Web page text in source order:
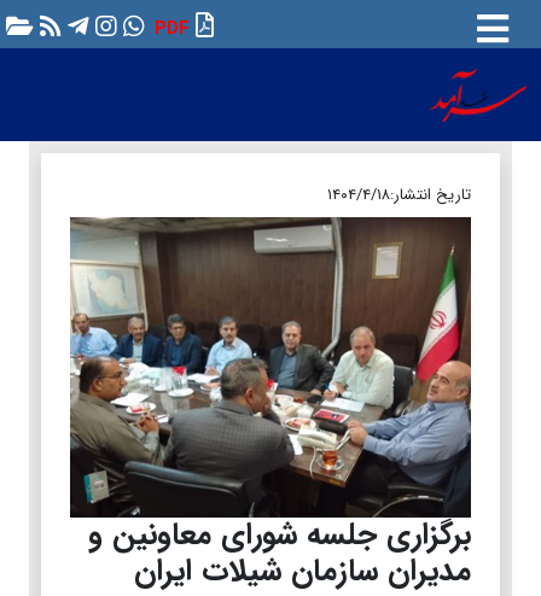
PDF
تاریخ انتشار:۱۴۰۴/۴/۱۸
برگزاری جلسه شورای معاونین و
مدیران سازمان شیلات ایران